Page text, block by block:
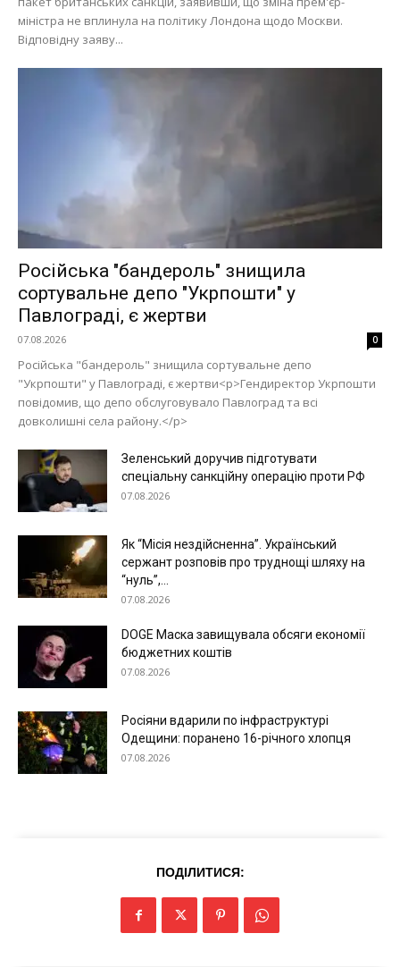
Меню
Київ
Україна
Політика
Світ
Технології
міністра не вплинула на політику Лондона щодо Москви.
Відповідну заяву...
Російська "бандероль" знищила
сортувальне депо "Укрпошти" у
Павлограді, є жертви
07.08.2026 0
Російська "бандероль" знищила сортувальне депо
"Укрпошти" у Павлограді, є жертви<p>Гендиректор Укрпошти
повідомив, що депо обслуговувало Павлоград та всі
довколишні села району.</p>
Зеленський доручив підготувати
спеціальну санкційну операцію проти РФ
07.08.2026
Як “Місія нездійсненна”. Український
сержант розповів про труднощі шляху на
“нуль”,...
07.08.2026
DOGE Маска завищувала обсяги економії
бюджетних коштів
07.08.2026
Росіяни вдарили по інфраструктурі
Одещини: поранено 16-річного хлопця
07.08.2026
ПОДІЛИТИСЯ: